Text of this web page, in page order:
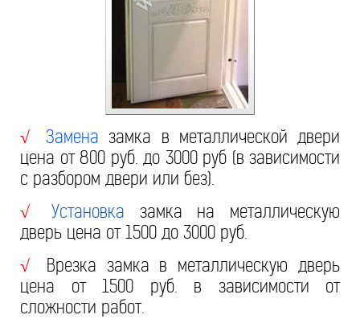
√ Замена замка в металлической двери
цена от 800 руб. до 3000 руб (в зависимости
с разбором двери или без).
√ Установка замка на металлическую
дверь цена от 1500 до 3000 руб.
√
Врезка замка в металлическую дверь
цена от 1500 руб. в зависимости от
сложности работ.